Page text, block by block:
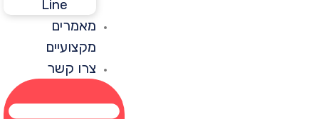
מאמרים
מקצועיים
צרו קשר